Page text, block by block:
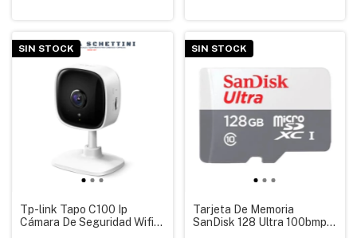
SIN STOCK
Tp-link Tapo C100 Ip
Cámara De Seguridad Wifi
SIN STOCK
Tarjeta De Memoria
SanDisk 128 Ultra 100bmps